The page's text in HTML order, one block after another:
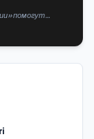
помогут